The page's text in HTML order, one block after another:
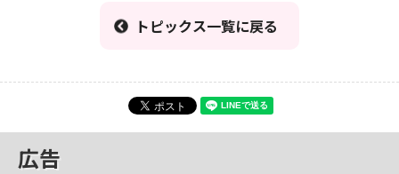
トピックス一覧に戻る
広告